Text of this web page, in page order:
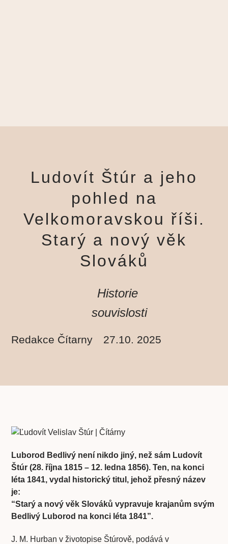
Ludovít Štúr a jeho
pohled na
Velkomoravskou říši.
Starý a nový věk
Slováků
Historie
souvislosti
Redakce Čítarny 27.10. 2025
Luborod Bedlivý není nikdo jiný, než sám Ludovít
Štúr (28. října 1815 – 12. ledna 1856). Ten, na konci
léta 1841, vydal historický titul, jehož přesný název
je:
“Starý a nový věk Slováků vypravuje krajanům svým
Bedlivý Luborod na konci léta 1841”.
J. M. Hurban v životopise Štúrově, podává v